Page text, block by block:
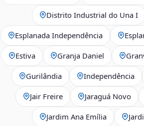
Distrito Industrial do Una I
Esplanada Independência
Estiva Granja Daniel
Gurilândia Independência
Jair Freire Jaraguá Novo
Jardim Ana Emília